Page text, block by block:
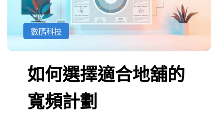
數碼科技
如何選擇適合地舖的
寬頻計劃